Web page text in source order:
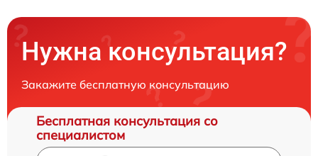
Нужна консультация?
Закажите бесплатную консультацию
Бесплатная консультация со
специалистом